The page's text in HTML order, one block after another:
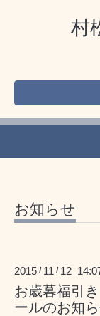
村
お知らせ
2015 / 11 / 12
お歳暮福引
ールのお知